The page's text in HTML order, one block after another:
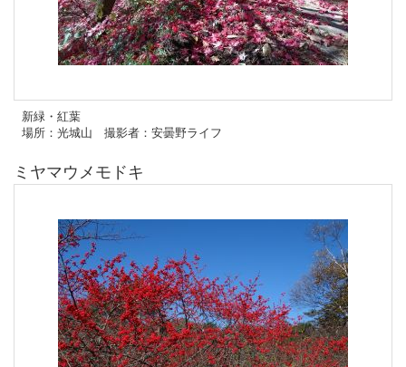
新緑・紅葉
場所：光城山 撮影者：安曇野ライフ
ミヤマウメモドキ